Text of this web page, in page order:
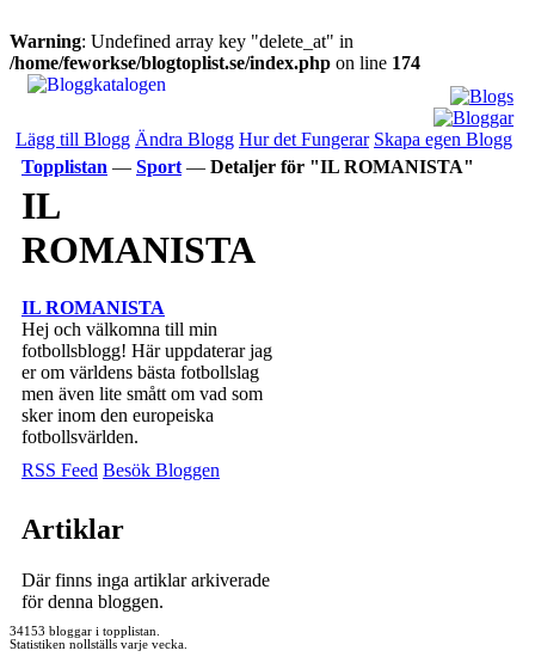
Warning: Undefined array key "delete_at" in
/home/feworkse/blogtoplist.se/index.php on line 174
Lägg till Blogg Ändra Blogg Hur det Fungerar Skapa egen Blogg
Topplistan — Sport — Detaljer för "IL ROMANISTA"
IL
ROMANISTA
IL ROMANISTA
Hej och välkomna till min
fotbollsblogg! Här uppdaterar jag
er om världens bästa fotbollslag
men även lite smått om vad som
sker inom den europeiska
fotbollsvärlden.
RSS Feed Besök Bloggen
Artiklar
Där finns inga artiklar arkiverade
för denna bloggen.
34153 bloggar i topplistan.
Statistiken nollställs varje vecka.